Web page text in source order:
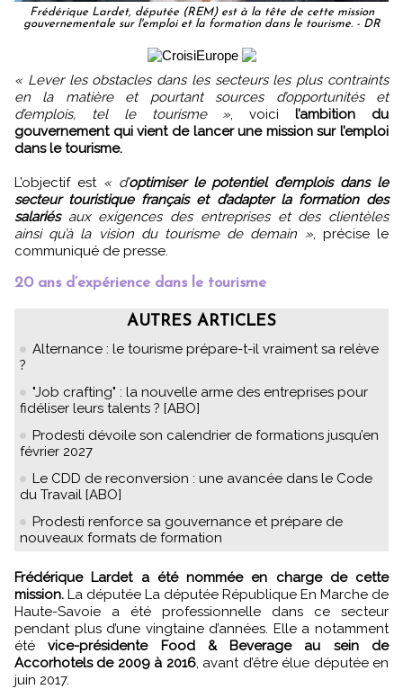
Frédérique Lardet, députée (REM) est à la tête de cette mission
gouvernementale sur l'emploi et la formation dans le tourisme. - DR
« Lever les obstacles dans les secteurs les plus contraints
en la matière et pourtant sources d’opportunités et
d’emplois, tel le tourisme » , voici l’ambition du
gouvernement qui vient de lancer une mission sur l’emploi
dans le tourisme.
L’objectif est « d’optimiser le potentiel d’emplois dans le
secteur touristique français et d’adapter la formation des
salariésaux exigences des entreprises et des clientèles
ainsi qu’à la vision du tourisme de demain », précise le
communiqué de presse.
20 ans d’expérience dans le tourisme
AUTRES ARTICLES
Alternance : le tourisme prépare-t-il vraiment sa relève
?
"Job crafting" : la nouvelle arme des entreprises pour
fidéliser leurs talents ? [ABO]
Prodesti dévoile son calendrier de formations jusqu’en
février 2027
Le CDD de reconversion : une avancée dans le Code
du Travail [ABO]
Prodesti renforce sa gouvernance et prépare de
nouveaux formats de formation
Frédérique Lardet a été nommée en charge de cette
mission. La députée La députée République En Marche de
Haute-Savoie a été professionnelle dans ce secteur
pendant plus d’une vingtaine d’années. Elle a notamment
étévice-présidente Food & Beverage au sein de
Accorhotels de 2009 à 2016, avant d’être élue députée en
juin 2017.